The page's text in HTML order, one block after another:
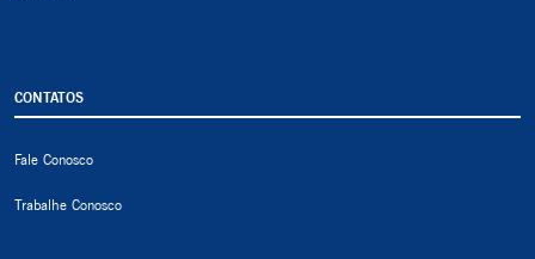
CONTATOS
Fale Conosco
Trabalhe Conosco